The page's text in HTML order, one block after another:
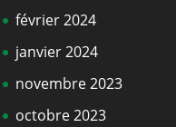
février 2024
janvier 2024
novembre 2023
octobre 2023